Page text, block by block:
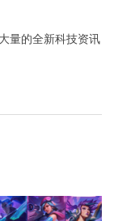
量的全新科技资讯